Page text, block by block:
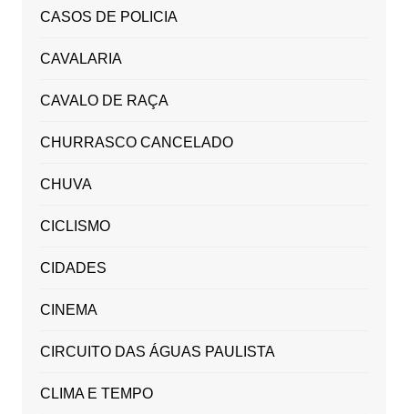
CASOS DE POLICIA
CAVALARIA
CAVALO DE RAÇA
CHURRASCO CANCELADO
CHUVA
CICLISMO
CIDADES
CINEMA
CIRCUITO DAS ÁGUAS PAULISTA
CLIMA E TEMPO